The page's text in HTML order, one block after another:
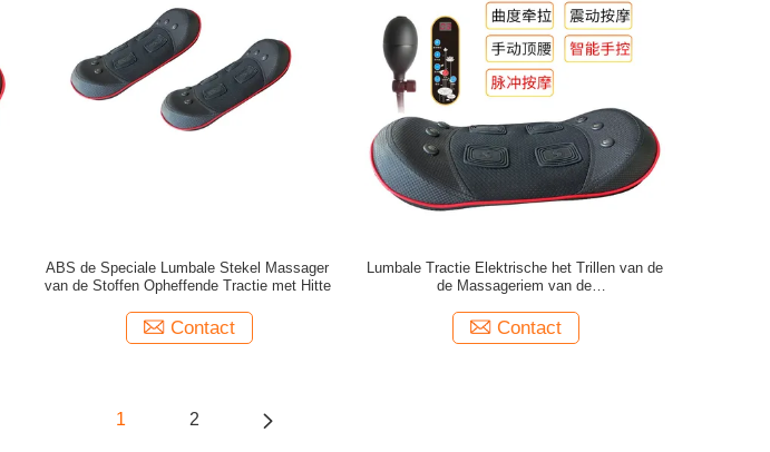
ABS de Speciale Lumbale Stekel Massager
van de Stoffen Opheffende Tractie met Hitte
Contact
Lumbale Tractie Elektrische het Trillen van de
de Massageriem van de
Contact
1 2